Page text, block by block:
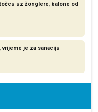
uz žonglere, balone od
vrijeme je za sanaciju